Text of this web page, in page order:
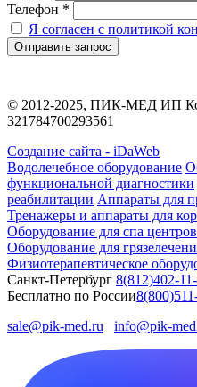
Телефон *
Я согласен с политикой
Отправить запрос
© 2012-2025, ПИК-МЕД ИП
321784700293561
Создание сайта - iDaWeb
Водолечебное оборудование
функциональной диагностики
реабилитации Аппараты для
Тренажеры и аппараты для
Оборудование для спа
Оборудование для
Физиотерапевтическое
Санкт-Петербург 8(812)402-
Бесплатно по России
sale@pik-med.ru
info@pik-